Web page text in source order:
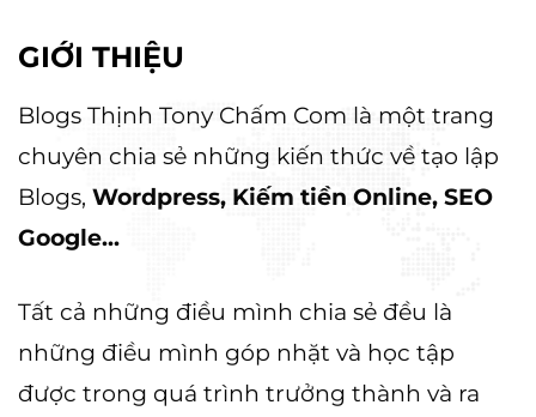
GIỚI THIỆU
Blogs Thịnh Tony Chấm Com là một trang
chuyên chia sẻ những kiến thức về tạo lập
Blogs, Wordpress, Kiếm tiền Online, SEO
Google...
Tất cả những điều mình chia sẻ đều là
những điều mình góp nhặt và học tập
được trong quá trình trưởng thành và ra